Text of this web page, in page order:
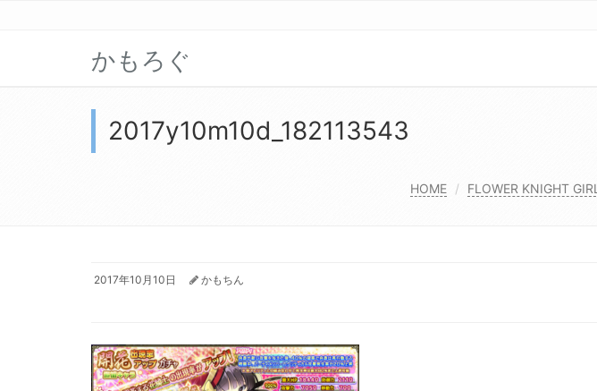
かもろぐ
2017y10m10d_182113543
HOME FLOWER KNIGHT GIRL
2017年10月10日 かもちん